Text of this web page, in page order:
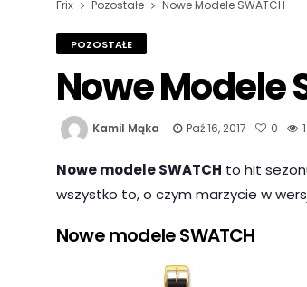
Frix Pozostałe Nowe Modele SWATCH
POZOSTAŁE
Nowe Modele
Kamil Mąka Paź 16, 2017 0
Nowe modele SWATCH to hit
wszystko to, o czym marzycie w
Nowe modele SWATCH